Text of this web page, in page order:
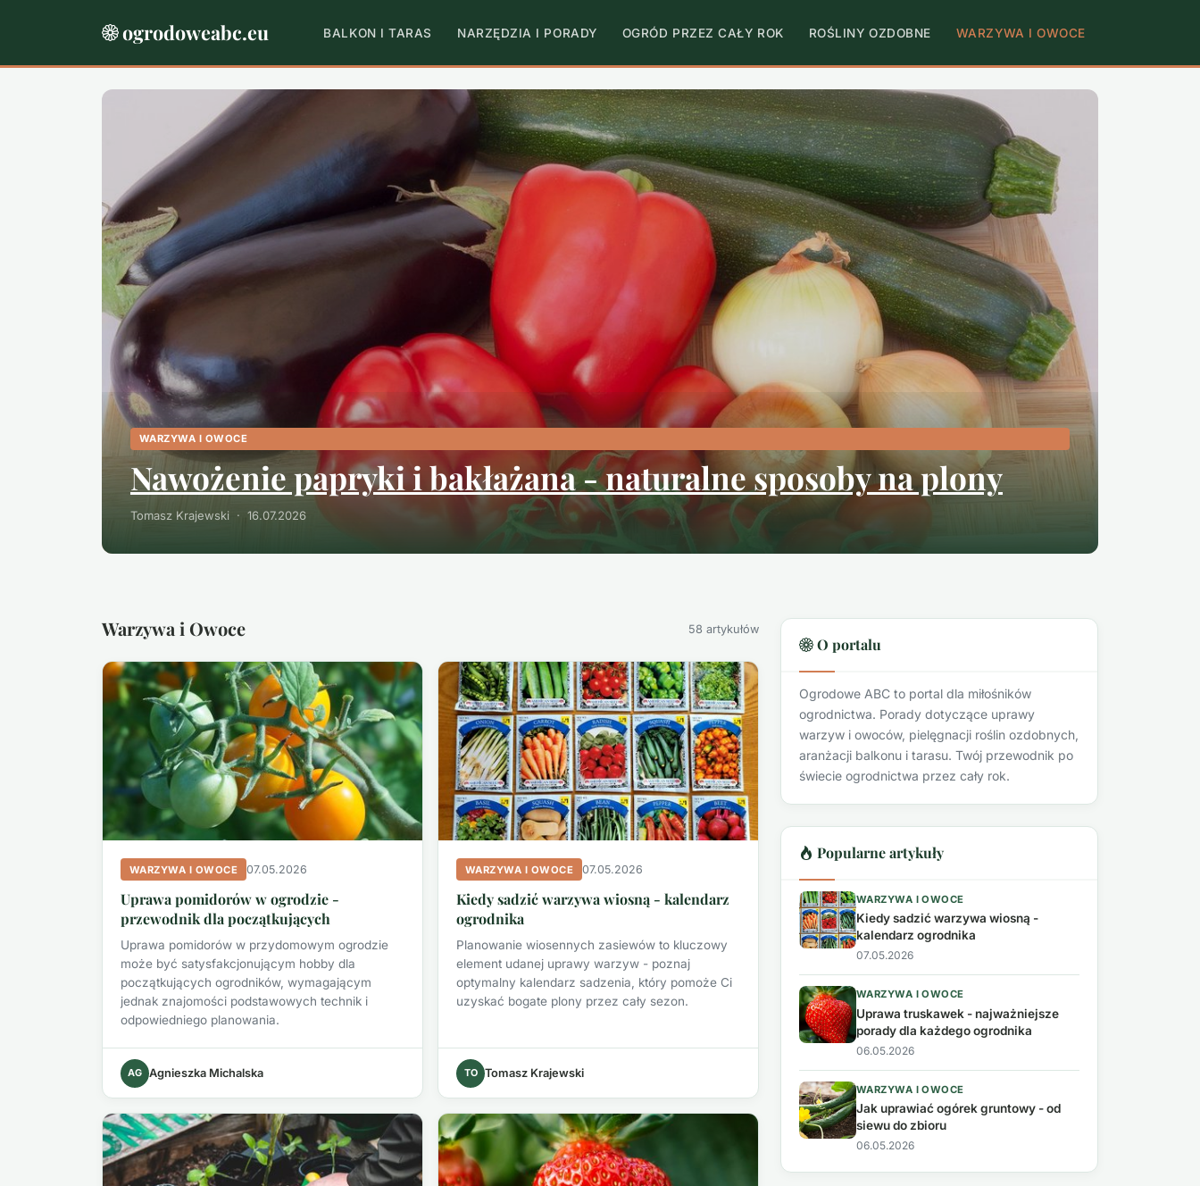
ogrodoweabc.eu BALKON I TARAS NARZĘDZIA I PORADY OGRÓD PRZEZ CAŁY ROK ROŚLINY OZDOBNE WARZYWA I OWOCE
WARZYWA I OWOCE
Nawożenie papryki i bakłażana - naturalne sposoby na plony
Tomasz Krajewski · 16.07.2026
Warzywa i Owoce 58 artykułów
WARZYWA I OWOCE 07.05.2026
Uprawa pomidorów w ogrodzie -
przewodnik dla początkujących
Uprawa pomidorów w przydomowym ogrodzie
może być satysfakcjonującym hobby dla
początkujących ogrodników, wymagającym
jednak znajomości podstawowych technik i
odpowiedniego planowania.
AG Agnieszka Michalska
WARZYWA I OWOCE 07.05.2026
Kiedy sadzić warzywa wiosną - kalendarz
ogrodnika
Planowanie wiosennych zasiewów to kluczowy
element udanej uprawy warzyw - poznaj
optymalny kalendarz sadzenia, który pomoże Ci
uzyskać bogate plony przez cały sezon.
TO Tomasz Krajewski
O portalu
Ogrodowe ABC to portal dla miłośników
ogrodnictwa. Porady dotyczące uprawy
warzyw i owoców, pielęgnacji roślin ozdobnych,
aranżacji balkonu i tarasu. Twój przewodnik po
świecie ogrodnictwa przez cały rok.
Popularne artykuły
WARZYWA I OWOCE
Kiedy sadzić warzywa wiosną -
kalendarz ogrodnika
07.05.2026
WARZYWA I OWOCE
Uprawa truskawek - najważniejsze
porady dla każdego ogrodnika
06.05.2026
WARZYWA I OWOCE
Jak uprawiać ogórek gruntowy - od
siewu do zbioru
06.05.2026